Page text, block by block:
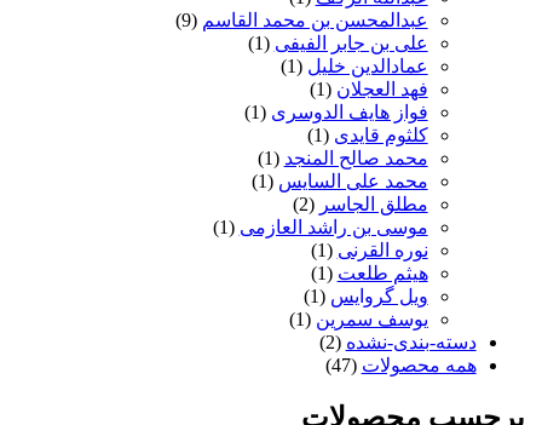
عبدالمحسن بن محمد القاسم (9)
علی بن جابر الفیفی (1)
عمادالدین خلیل (1)
فهد العجلان (1)
فواز هایف الدوسری (1)
کلثوم قایدی (1)
محمد صالح المنجد (1)
محمد علی السایس (1)
مطلق الجاسر (2)
موسی بن راشد العازمی (1)
نوره القرنی (1)
هیثم طلعت (1)
ویل گروایس (1)
یوسف سمرین (1)
دسته-بندی-نشده (2)
همه محصولات (47)
برچسب محصولات